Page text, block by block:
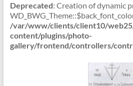
Deprecated: Creation of dynamic
/var/www/clients/client10/
content/plugins/photo-
gallery/frontend/controllers/